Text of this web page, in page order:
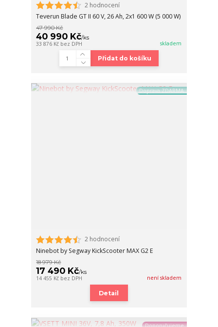
2 hodnocení
Teverun Blade GT II 60 V, 26 Ah, 2x1 600 W (5 000 W)
47 990 Kč
40 990 Kč/ks
33 876 Kč bez DPH skladem
Přidat do košíku
Doprava ZDARMA
2 hodnocení
Ninebot by Segway KickScooter MAX G2 E
18 979 Kč
17 490 Kč/ks
14 455 Kč bez DPH není skladem
Detail
Doporučujeme